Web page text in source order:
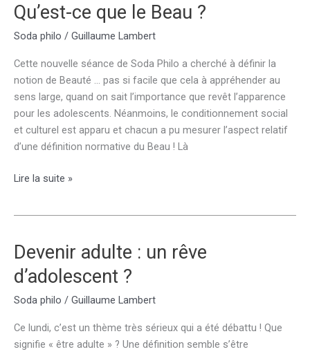
extraterrestre
Qu’est-ce que le Beau ?
Soda philo / Guillaume Lambert
Cette nouvelle séance de Soda Philo a cherché à définir la
notion de Beauté … pas si facile que cela à appréhender au
sens large, quand on sait l’importance que revêt l’apparence
pour les adolescents. Néanmoins, le conditionnement social
et culturel est apparu et chacun a pu mesurer l’aspect relatif
d’une définition normative du Beau ! Là
Qu’est-
Beau
?
Lire la suite »
Devenir adulte : un rêve
d’adolescent ?
Soda philo / Guillaume Lambert
Ce lundi, c’est un thème très sérieux qui a été débattu ! Que
signifie « être adulte » ? Une définition semble s’être